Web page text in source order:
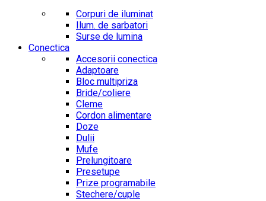
Corpuri de iluminat
Ilum. de sarbatori
Surse de lumina
Conectica
Accesorii conectica
Adaptoare
Bloc multipriza
Bride/coliere
Cleme
Cordon alimentare
Doze
Dulii
Mufe
Prelungitoare
Presetupe
Prize programabile
Stechere/cuple